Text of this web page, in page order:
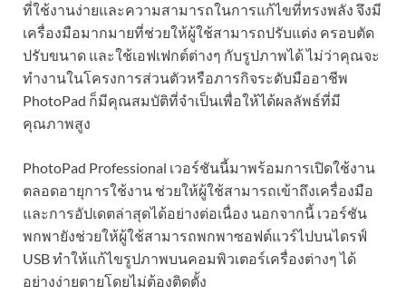
ที่ใช้งานง่ายและความสามารถในการแก้ไขที่ทรงพลัง จึงมี
เครื่องมือมากมายที่ช่วยให้ผู้ใช้สามารถปรับแต่ง ครอบตัด
ปรับขนาด และใช้เอฟเฟกต์ต่างๆ กับรูปภาพได้ ไม่ว่าคุณจะ
ทำงานในโครงการส่วนตัวหรือภารกิจระดับมืออาชีพ
PhotoPad ก็มีคุณสมบัติที่จำเป็นเพื่อให้ได้ผลลัพธ์ที่มี
คุณภาพสูง
PhotoPad Professional เวอร์ชันนี้มาพร้อมการเปิดใช้งาน
ตลอดอายุการใช้งาน ช่วยให้ผู้ใช้สามารถเข้าถึงเครื่องมือ
และการอัปเดตล่าสุดได้อย่างต่อเนื่อง นอกจากนี้ เวอร์ชัน
พกพายังช่วยให้ผู้ใช้สามารถพกพาซอฟต์แวร์ไปบนไดรฟ์
USB ทำให้แก้ไขรูปภาพบนคอมพิวเตอร์เครื่องต่างๆ ได้
อย่างง่ายดายโดยไม่ต้องติดตั้ง